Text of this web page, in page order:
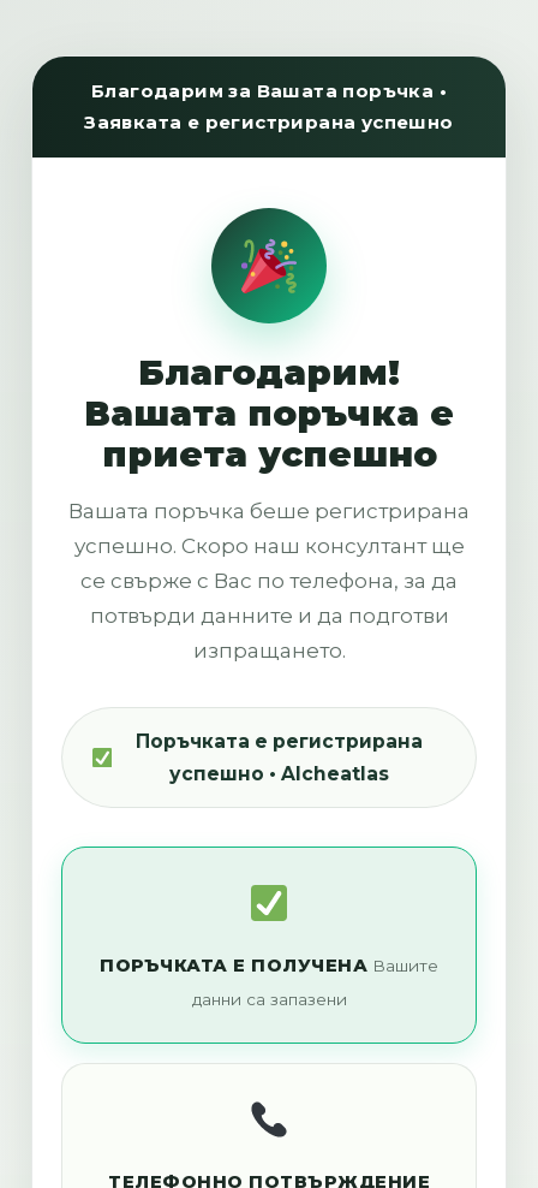
Благодарим за Вашата поръчка •
Заявката е регистрирана успешно
Благодарим!
Вашата поръчка е
приета успешно
Вашата поръчка беше регистрирана
успешно. Скоро наш консултант ще
се свърже с Вас по телефона, за да
потвърди данните и да подготви
изпращането.
Поръчката е регистрирана
успешно • Alcheatlas
ПОРЪЧКАТА Е ПОЛУЧЕНА Вашите
данни са запазени
ТЕЛЕФОННО ПОТВЪРЖДЕНИЕ